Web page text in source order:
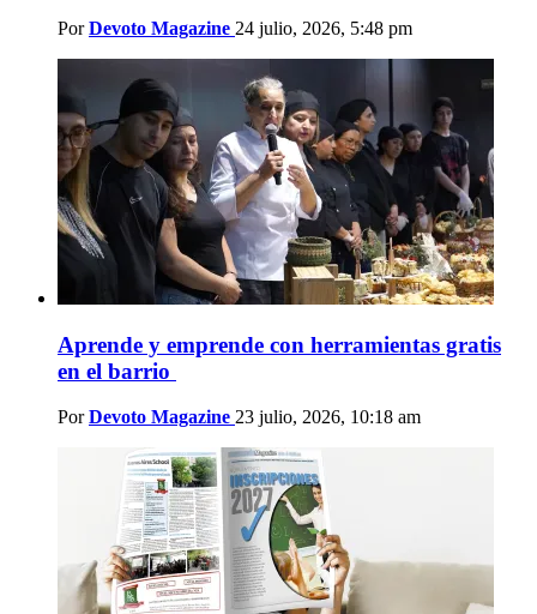
Por Devoto Magazine 24 julio, 2026, 5:48 pm
Aprende y emprende con herramientas gratis
en el barrio
Por Devoto Magazine 23 julio, 2026, 10:18 am